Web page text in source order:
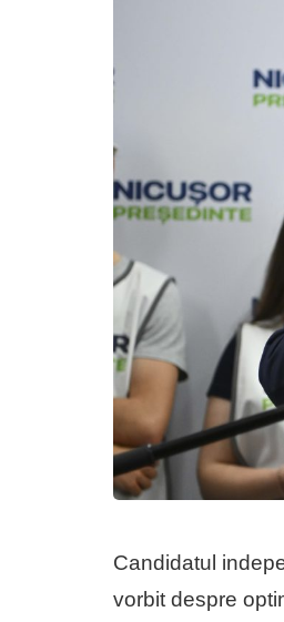
Candidatul
vorbit despre